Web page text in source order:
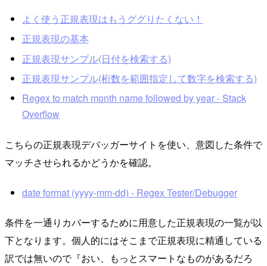
よく使う正規表現はもうググりたくない！
正規表現の基本
正規表現サンプル(日付を検索する)
正規表現サンプル(桁数を範囲指定して数字を検索する)
Regex to match month name followed by year - Stack
Overflow
こちらの正規表現デバッガーサイトを使い、意図した条件で
マッチさせられるかどうかを確認。
date format (yyyy-mm-dd) - Regex Tester/Debugger
条件を一通りカバーするために用意した正規表現の一覧が以
下となります。個人的にはそこまで正規表現に精通している
訳では無いので『おい、もっとスマートなものがあるだろ